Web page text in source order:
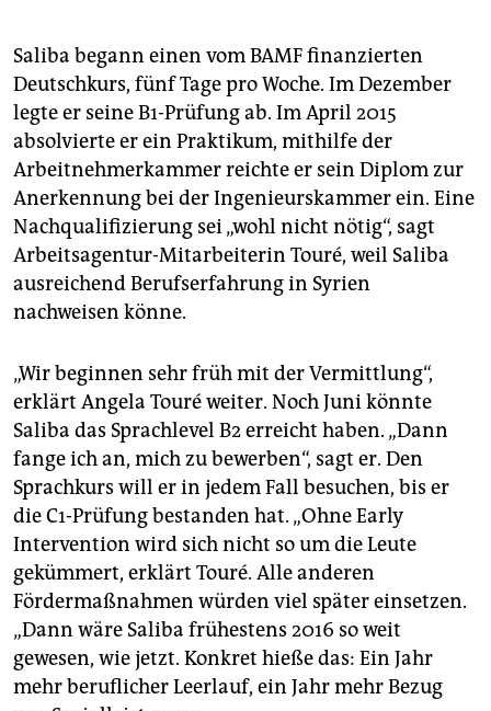
Saliba begann einen vom BAMF finanzierten
Deutschkurs, fünf Tage pro Woche. Im Dezember
legte er seine B1-Prüfung ab. Im April 2015
absolvierte er ein Praktikum, mithilfe der
Arbeitnehmerkammer reichte er sein Diplom zur
Anerkennung bei der Ingenieurskammer ein. Eine
Nachqualifizierung sei „wohl nicht nötig“, sagt
Arbeitsagentur-Mitarbeiterin Touré, weil Saliba
ausreichend Berufserfahrung in Syrien
nachweisen könne.
„Wir beginnen sehr früh mit der Vermittlung“,
erklärt Angela Touré weiter. Noch Juni könnte
Saliba das Sprachlevel B2 erreicht haben. „Dann
fange ich an, mich zu bewerben“, sagt er. Den
Sprachkurs will er in jedem Fall besuchen, bis er
die C1-Prüfung bestanden hat. „Ohne Early
Intervention wird sich nicht so um die Leute
gekümmert, erklärt Touré. Alle anderen
Fördermaßnahmen würden viel später einsetzen.
„Dann wäre Saliba frühestens 2016 so weit
gewesen, wie jetzt. Konkret hieße das: Ein Jahr
mehr beruflicher Leerlauf, ein Jahr mehr Bezug